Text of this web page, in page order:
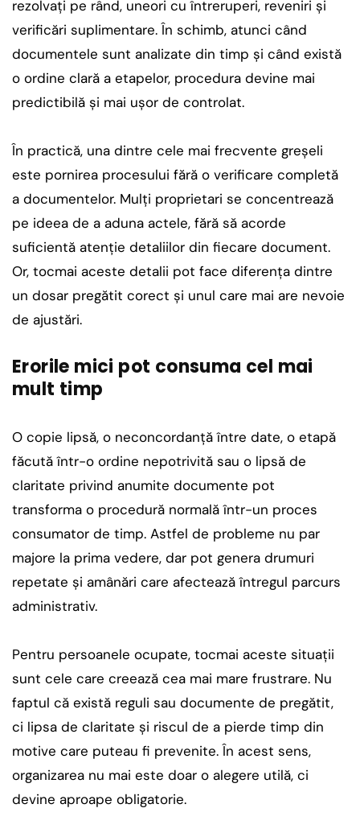
rezolvați pe rând, uneori cu întreruperi, reveniri și
verificări suplimentare. În schimb, atunci când
documentele sunt analizate din timp și când există
o ordine clară a etapelor, procedura devine mai
predictibilă și mai ușor de controlat.
În practică, una dintre cele mai frecvente greșeli
este pornirea procesului fără o verificare completă
a documentelor. Mulți proprietari se concentrează
pe ideea de a aduna actele, fără să acorde
suficientă atenție detaliilor din fiecare document.
Or, tocmai aceste detalii pot face diferența dintre
un dosar pregătit corect și unul care mai are nevoie
de ajustări.
Erorile mici pot consuma cel mai
mult timp
O copie lipsă, o neconcordanță între date, o etapă
făcută într-o ordine nepotrivită sau o lipsă de
claritate privind anumite documente pot
transforma o procedură normală într-un proces
consumator de timp. Astfel de probleme nu par
majore la prima vedere, dar pot genera drumuri
repetate și amânări care afectează întregul parcurs
administrativ.
Pentru persoanele ocupate, tocmai aceste situații
sunt cele care creează cea mai mare frustrare. Nu
faptul că există reguli sau documente de pregătit,
ci lipsa de claritate și riscul de a pierde timp din
motive care puteau fi prevenite. În acest sens,
organizarea nu mai este doar o alegere utilă, ci
devine aproape obligatorie.